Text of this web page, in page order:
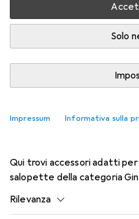
Solo
Impressum Informativa sulla
Qui trovi accessori adatti
salopette della categoria
Rilevanza